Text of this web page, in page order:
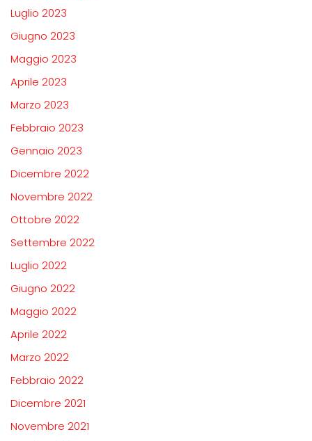
Luglio 2023
Giugno 2023
Maggio 2023
Aprile 2023
Marzo 2023
Febbraio 2023
Gennaio 2023
Dicembre 2022
Novembre 2022
Ottobre 2022
Settembre 2022
Luglio 2022
Giugno 2022
Maggio 2022
Aprile 2022
Marzo 2022
Febbraio 2022
Dicembre 2021
Novembre 2021